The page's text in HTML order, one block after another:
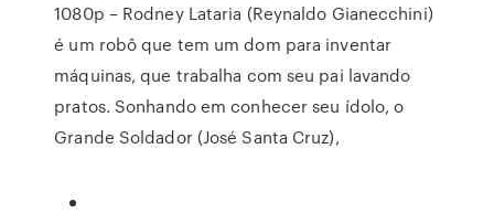
1080p – Rodney Lataria (Reynaldo Gianecchini)
é um robô que tem um dom para inventar
máquinas, que trabalha com seu pai lavando
pratos. Sonhando em conhecer seu ídolo, o
Grande Soldador (José Santa Cruz),